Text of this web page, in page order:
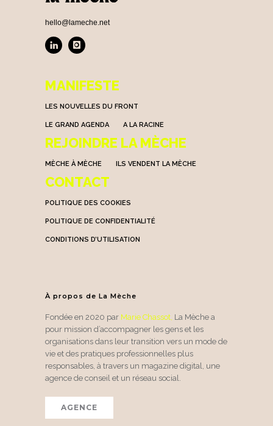
hello@lameche.net
MANIFESTE
LES NOUVELLES DU FRONT
LE GRAND AGENDA A LA RACINE
REJOINDRE LA MÈCHE
MÈCHE À MÈCHE ILS VENDENT LA MÈCHE
CONTACT
POLITIQUE DES COOKIES
POLITIQUE DE CONFIDENTIALITÉ
CONDITIONS D’UTILISATION
À propos de La Mèche
Fondée en 2020 par Marie Chassot La Mèche a
pour mission d’accompagner les gens et les
organisations dans leur transition vers un mode de
vie et des pratiques professionnelles plus
responsables, à travers un magazine digital, une
agence de conseil et un réseau social.
AGENCE